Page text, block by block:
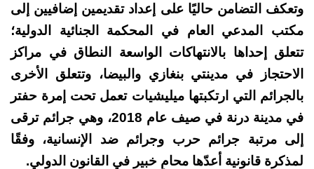
وتعكف التضامن حاليًا على إعداد تقديمين إضافيين إلى
مكتب المدعي العام في المحكمة الجنائية الدولية؛
تتعلق إحداها بالانتهاكات الواسعة النطاق في مراكز
الاحتجاز في مدينتي بنغازي والبيضا، وتتعلق الأخرى
بالجرائم التي ارتكبتها ميليشيات تعمل تحت إمرة حفتر
في مدينة درنة في صيف عام 2018، وهي جرائم ترقى
إلى مرتبة جرائم حرب وجرائم ضد الإنسانية، وفقًا
لمذكرة قانونية أعدّها محامٍ خبير في القانون الدولي.